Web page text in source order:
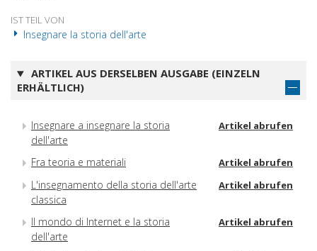
IST TEIL VON
Insegnare la storia dell'arte
ARTIKEL AUS DERSELBEN AUSGABE (EINZELN
ERHÄLTLICH)
Insegnare a insegnare la storia
dell'arte
Artikel abrufen
Fra teoria e materiali Artikel abrufen
L'insegnamento della storia dell'arte
classica
Artikel abrufen
Il mondo di Internet e la storia
dell'arte
Artikel abrufen